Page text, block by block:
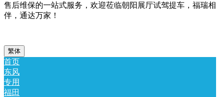
售后维保的一站式服务，欢迎莅临朝阳展厅试驾提车，福瑞相
伴，通达万家！
繁体
首页
东风
专用
福田